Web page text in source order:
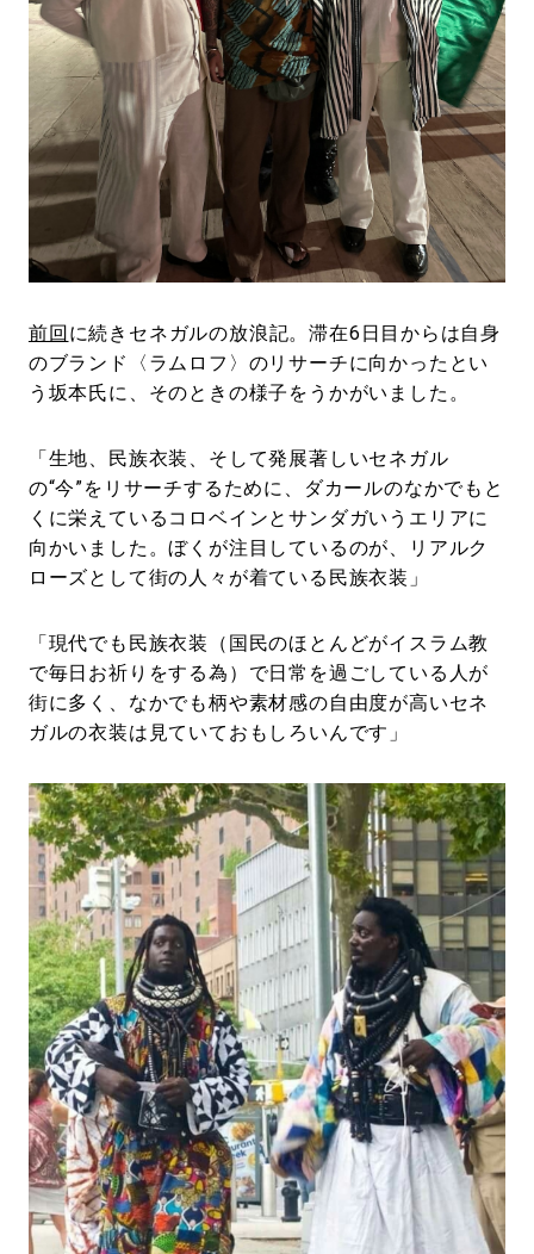
前回 に続きセネガルの放浪記。滞在6日目からは自身
のブランド〈ラムロフ〉のリサーチに向かったとい
う坂本氏に、そのときの様子をうかがいました。
「生地、民族衣装、そして発展著しいセネガル
の“今”をリサーチするために、ダカールのなかでもと
くに栄えているコロベインとサンダガいうエリアに
向かいました。ぼくが注目しているのが、リアルク
ローズとして街の人々が着ている民族衣装」
「現代でも民族衣装（国民のほとんどがイスラム教
で毎日お祈りをする為）で日常を過ごしている人が
街に多く、なかでも柄や素材感の自由度が高いセネ
ガルの衣装は見ていておもしろいんです」